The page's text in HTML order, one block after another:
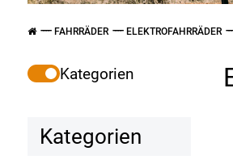
FAHRRÄDER ELEKTROFAHRRÄDER
Kategorien
Kategorien